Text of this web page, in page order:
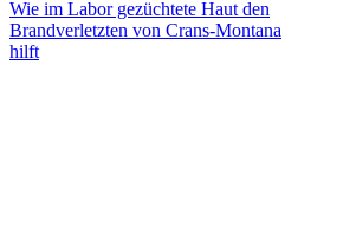
Wie im Labor gezüchtete Haut den
Brandverletzten von Crans-Montana
hilft